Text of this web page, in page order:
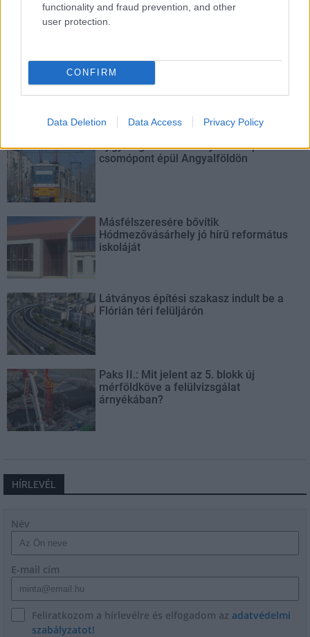
functionality and fraud prevention, and other
user protection.
CONFIRM
Data Deletion Data Access Privacy Policy
autópálya útépítés M1-es autópálya
csomópont építése
Tizenegy meglévő csomópontot korszerűsít és négy új,
különszintű csomópontot hoz létre az MKIF az M1-es
Új gyalogosátkelők és jelzőlámpás
csomópont épül Angyalföldön
Másfélszeresére bővítik
Hódmezővásárhely jó hírű református
iskoláját
Látványos építési szakasz indult be a
Flórián téri felüljárón
Paks II.: Mit jelent az 5. blokk új
mérföldköve a felülvizsgálat
árnyékában?
HÍRLEVÉL
Név
E-mail cím
Feliratkozom a hírlevélre és elfogadom az adatvédelmi
szabályzatot!